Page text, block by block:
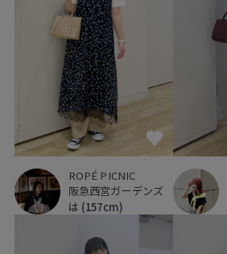
ROPÉ PICNIC
阪急西宮ガーデンズ
は (157cm)